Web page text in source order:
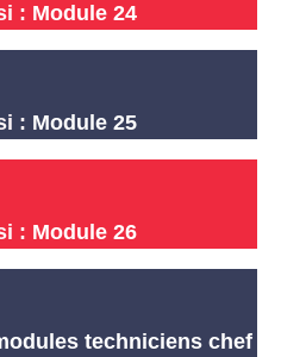
: Module 24
: Module 25
: Module 26
techniciens chef